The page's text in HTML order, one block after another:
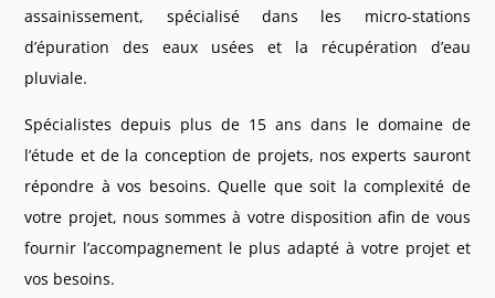
assainissement, spécialisé dans les micro-stations
d’épuration des eaux usées et la récupération d’eau
pluviale.
Spécialistes depuis plus de 15 ans dans le domaine de
l’étude et de la conception de projets, nos experts sauront
répondre à vos besoins. Quelle que soit la complexité de
votre projet, nous sommes à votre disposition afin de vous
fournir l’accompagnement le plus adapté à votre projet et
vos besoins.